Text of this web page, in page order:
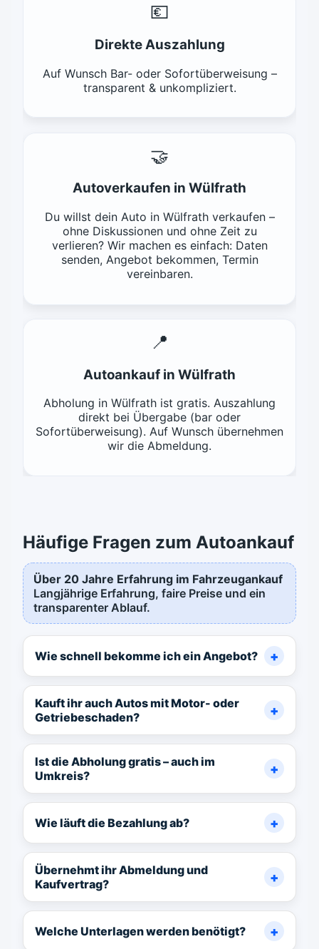
💶
Direkte Auszahlung
Auf Wunsch Bar- oder Sofortüberweisung –
transparent & unkompliziert.
🤝
Autoverkaufen in Wülfrath
Du willst dein Auto in Wülfrath verkaufen –
ohne Diskussionen und ohne Zeit zu
verlieren? Wir machen es einfach: Daten
senden, Angebot bekommen, Termin
vereinbaren.
📍
Autoankauf in Wülfrath
Abholung in Wülfrath ist gratis. Auszahlung
direkt bei Übergabe (bar oder
Sofortüberweisung). Auf Wunsch übernehmen
wir die Abmeldung.
Häufige Fragen zum Autoankauf
Über 20 Jahre Erfahrung im Fahrzeugankauf
Langjährige Erfahrung, faire Preise und ein
transparenter Ablauf.
Wie schnell bekomme ich ein Angebot?
Kauft ihr auch Autos mit Motor- oder
Getriebeschaden?
Ist die Abholung gratis – auch im
Umkreis?
Wie läuft die Bezahlung ab?
Übernehmt ihr Abmeldung und
Kaufvertrag?
Welche Unterlagen werden benötigt?